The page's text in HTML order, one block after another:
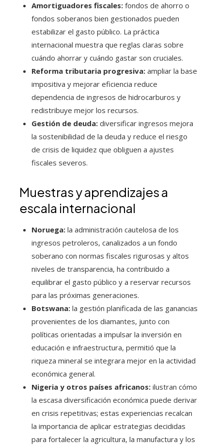
Amortiguadores fiscales: fondos de ahorro o
fondos soberanos bien gestionados pueden
estabilizar el gasto público. La práctica
internacional muestra que reglas claras sobre
cuándo ahorrar y cuándo gastar son cruciales.
Reforma tributaria progresiva: ampliar la base
impositiva y mejorar eficiencia reduce
dependencia de ingresos de hidrocarburos y
redistribuye mejor los recursos.
Gestión de deuda: diversificar ingresos mejora
la sostenibilidad de la deuda y reduce el riesgo
de crisis de liquidez que obliguen a ajustes
fiscales severos.
Muestras y aprendizajes a
escala internacional
Noruega: la administración cautelosa de los
ingresos petroleros, canalizados a un fondo
soberano con normas fiscales rigurosas y altos
niveles de transparencia, ha contribuido a
equilibrar el gasto público y a reservar recursos
para las próximas generaciones.
Botswana: la gestión planificada de las ganancias
provenientes de los diamantes, junto con
políticas orientadas a impulsar la inversión en
educación e infraestructura, permitió que la
riqueza mineral se integrara mejor en la actividad
económica general.
Nigeria y otros países africanos: ilustran cómo
la escasa diversificación económica puede derivar
en crisis repetitivas; estas experiencias recalcan
la importancia de aplicar estrategias decididas
para fortalecer la agricultura, la manufactura y los